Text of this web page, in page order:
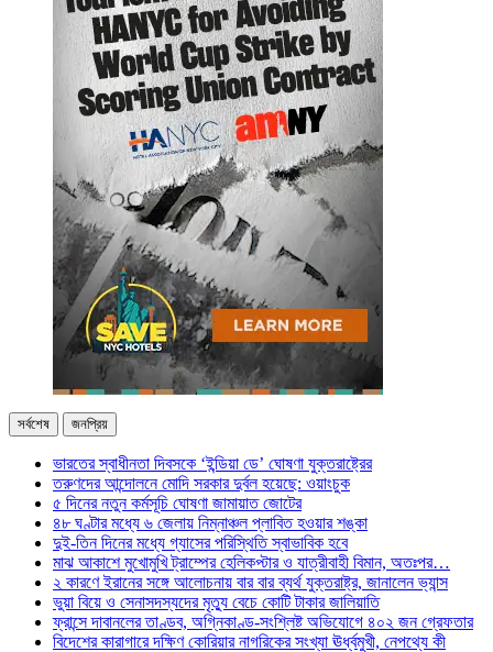
সর্বশেষ জনপ্রিয়
ভারতের স্বাধীনতা দিবসকে ‘ইন্ডিয়া ডে’ ঘোষণা যুক্তরাষ্ট্রের
তরুণদের আন্দোলনে মোদি সরকার দুর্বল হয়েছে: ওয়াংচুক
৫ দিনের নতুন কর্মসূচি ঘোষণা জামায়াত জোটের
৪৮ ঘণ্টার মধ্যে ৬ জেলায় নিম্নাঞ্চল প্লাবিত হওয়ার শঙ্কা
দুই-তিন দিনের মধ্যে গ্যাসের পরিস্থিতি স্বাভাবিক হবে
মাঝ আকাশে মুখোমুখি ট্রাম্পের হেলিকপ্টার ও যাত্রীবাহী বিমান, অতঃপর…
২ কারণে ইরানের সঙ্গে আলোচনায় বার বার ব্যর্থ যুক্তরাষ্ট্র, জানালেন ভ্যান্স
ভুয়া বিয়ে ও সেনাসদস্যদের মৃত্যু বেচে কোটি টাকার জালিয়াতি
ফ্রান্সে দাবানলের তাণ্ডব, অগ্নিকাণ্ড-সংশ্লিষ্ট অভিযোগে ৪০২ জন গ্রেফতার
বিদেশের কারাগারে দক্ষিণ কোরিয়ার নাগরিকের সংখ্যা ঊর্ধ্বমুখী, নেপথ্যে কী